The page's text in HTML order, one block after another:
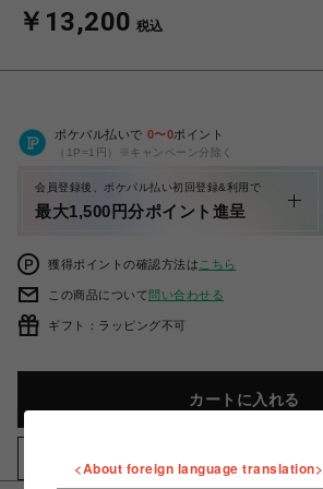
￥13,200 税込
ポケパル払いで 0〜0ポイント
（1P=1円）※キャンペーン分除く
会員登録後、ポケパル払い初回登録&利用で
最大1,500円分ポイント進呈
獲得ポイントの確認方法は こちら
この商品について問い合わせる
ギフト：ラッピング不可
カートに入れる
<About foreign language translation>